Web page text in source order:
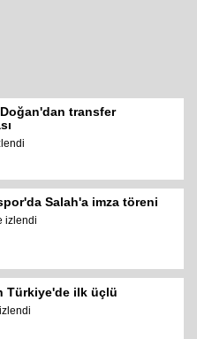
transfer
Salah'a imza töreni
izlendi
Türkiye'de ilk üçlü